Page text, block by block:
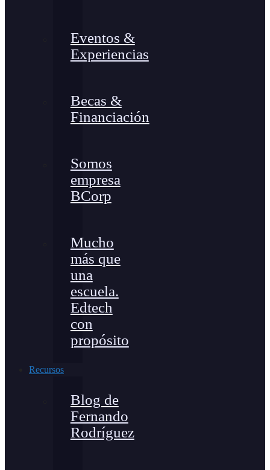
Eventos &
Experiencias
Becas &
Financiación
Somos
empresa
BCorp
Mucho
más que
una
escuela.
Edtech
con
propósito
Recursos
Blog de
Fernando
Rodríguez